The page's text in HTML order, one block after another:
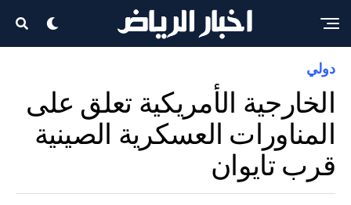
دولي
الخارجية الأمريكية تعلق على
المناورات العسكرية الصينية
قرب تايوان